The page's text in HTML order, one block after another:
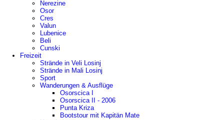
Nerezine
Osor
Cres
Valun
Lubenice
Beli
Cunski
Freizeit
Strände in Veli Losinj
Strände in Mali Losinj
Sport
Wanderungen & Ausflüge
Osorscica I
Osorscica II - 2006
Punta Kriza
Bootstour mit Kapitän Mate